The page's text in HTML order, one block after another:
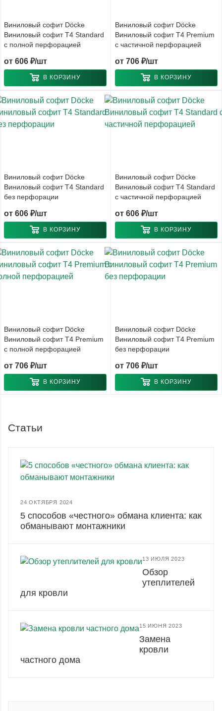
Виниловый софит Döcke
Виниловый софит T4 Standard
с полной перфорацией
от 606 ₽/шт
В КОРЗИНУ
Виниловый софит Döcke
Виниловый софит T4 Premium
с частичной перфорацией
от 706 ₽/шт
В КОРЗИНУ
Виниловый софит Döcke
Виниловый софит T4 Standard
без перфорации
от 606 ₽/шт
В КОРЗИНУ
Виниловый софит Döcke
Виниловый софит T4 Standard
с частичной перфорацией
от 606 ₽/шт
В КОРЗИНУ
Виниловый софит Döcke
Виниловый софит T4 Premium
с полной перфорацией
от 706 ₽/шт
В КОРЗИНУ
Виниловый софит Döcke
Виниловый софит T4 Premium
без перфорации
от 706 ₽/шт
В КОРЗИНУ
Статьи
24 ОКТЯБРЯ 2024
5 способов «честного» обмана клиента: как
обманывают монтажники
13 ИЮЛЯ 2023
Обзор
утеплителей
для кровли
15 ИЮНЯ 2023
Замена
кровли
частного дома